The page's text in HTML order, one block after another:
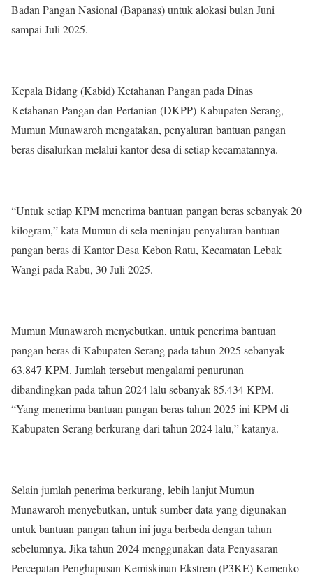
Badan Pangan Nasional (Bapanas) untuk alokasi bulan Juni
sampai Juli 2025.
Kepala Bidang (Kabid) Ketahanan Pangan pada Dinas
Ketahanan Pangan dan Pertanian (DKPP) Kabupaten Serang,
Mumun Munawaroh mengatakan, penyaluran bantuan pangan
beras disalurkan melalui kantor desa di setiap kecamatannya.
“Untuk setiap KPM menerima bantuan pangan beras sebanyak 20
kilogram,” kata Mumun di sela meninjau penyaluran bantuan
pangan beras di Kantor Desa Kebon Ratu, Kecamatan Lebak
Wangi pada Rabu, 30 Juli 2025.
Mumun Munawaroh menyebutkan, untuk penerima bantuan
pangan beras di Kabupaten Serang pada tahun 2025 sebanyak
63.847 KPM. Jumlah tersebut mengalami penurunan
dibandingkan pada tahun 2024 lalu sebanyak 85.434 KPM.
“Yang menerima bantuan pangan beras tahun 2025 ini KPM di
Kabupaten Serang berkurang dari tahun 2024 lalu,” katanya.
Selain jumlah penerima berkurang, lebih lanjut Mumun
Munawaroh menyebutkan, untuk sumber data yang digunakan
untuk bantuan pangan tahun ini juga berbeda dengan tahun
sebelumnya. Jika tahun 2024 menggunakan data Penyasaran
Percepatan Penghapusan Kemiskinan Ekstrem (P3KE) Kemenko